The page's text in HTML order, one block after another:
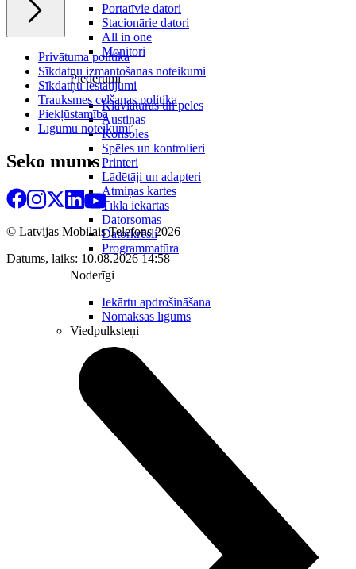
Portatīvie datori
Stacionārie datori
All in one
Monitori
Piederumi
Klaviatūras un peles
Austiņas
Konsoles
Spēles un kontrolieri
Printeri
Lādētāji un adapteri
Atmiņas kartes
Tīkla iekārtas
Datorsomas
Datorkrēsli
Programmatūra
Noderīgi
Iekārtu apdrošināšana
Nomaksas līgums
Viedpulksteņi
Privātuma politika
Sīkdatņu izmantošanas noteikumi
Sīkdatņu iestatījumi
Trauksmes celšanas politika
Piekļūstamība
Līgumu noteikumi
Seko mums
© Latvijas Mobilais Telefons2026
Datums, laiks: 10.08.2026 14:58